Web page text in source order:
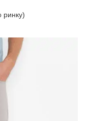
ринку)